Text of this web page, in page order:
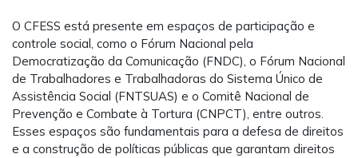
O CFESS está presente em espaços de participação e
controle social, como o Fórum Nacional pela
Democratização da Comunicação (FNDC), o Fórum Nacional
de Trabalhadores e Trabalhadoras do Sistema Único de
Assistência Social (FNTSUAS) e o Comitê Nacional de
Prevenção e Combate à Tortura (CNPCT), entre outros.
Esses espaços são fundamentais para a defesa de direitos
e a construção de políticas públicas que garantam direitos